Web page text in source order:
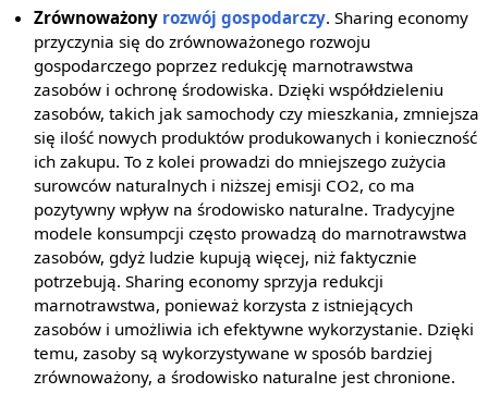
Zrównoważony rozwój gospodarczy. Sharing economy
przyczynia się do zrównoważonego rozwoju
gospodarczego poprzez redukcję marnotrawstwa
zasobów i ochronę środowiska. Dzięki współdzieleniu
zasobów, takich jak samochody czy mieszkania, zmniejsza
się ilość nowych produktów produkowanych i konieczność
ich zakupu. To z kolei prowadzi do mniejszego zużycia
surowców naturalnych i niższej emisji CO2, co ma
pozytywny wpływ na środowisko naturalne. Tradycyjne
modele konsumpcji często prowadzą do marnotrawstwa
zasobów, gdyż ludzie kupują więcej, niż faktycznie
potrzebują. Sharing economy sprzyja redukcji
marnotrawstwa, ponieważ korzysta z istniejących
zasobów i umożliwia ich efektywne wykorzystanie. Dzięki
temu, zasoby są wykorzystywane w sposób bardziej
zrównoważony, a środowisko naturalne jest chronione.